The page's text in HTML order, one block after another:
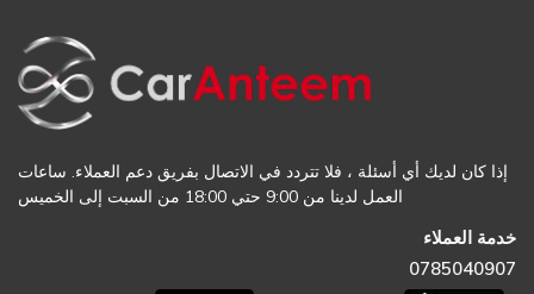
إذا كان لديك أي أسئلة ، فلا تتردد في الاتصال بفريق دعم العملاء. ساعات
العمل لدينا من 9:00 حتي 18:00 من السبت إلى الخميس
خدمة العملاء
0785040907